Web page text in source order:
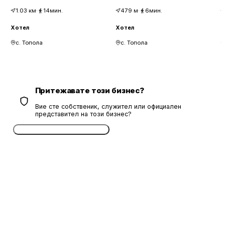
1.03 км· 14мин.
Хотел
с. Топола
479 м· 6мин.
Хотел
с. Топола
Притежавате този бизнес?
Вие сте собственик, служител или официален
представител на този бизнес?